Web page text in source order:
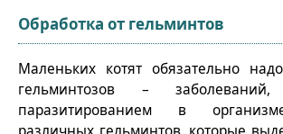
Обработка от гельминтов
Маленьких котят обязательно
гельминтозов –
паразитированием в